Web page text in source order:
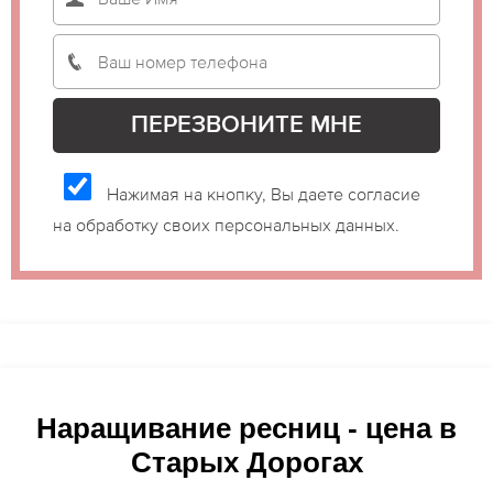
Нажимая на кнопку, Вы даете согласие
на обработку своих персональных данных.
Наращивание ресниц - цена в
Старых Дорогах